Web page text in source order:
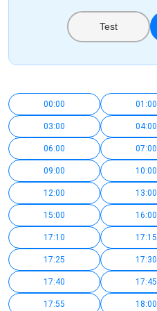
Test
00:00 01:00
03:00 04:00
06:00 07:00
09:00 10:00
12:00 13:00
15:00 16:00
17:10 17:15
17:25 17:30
17:40 17:45
17:55 18:00